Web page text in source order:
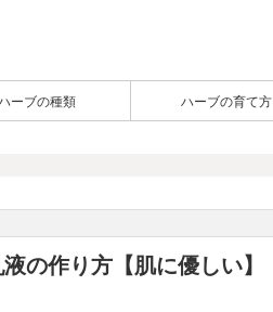
ーブの種類 ハーブの育て方
の作り方【肌に優しい】